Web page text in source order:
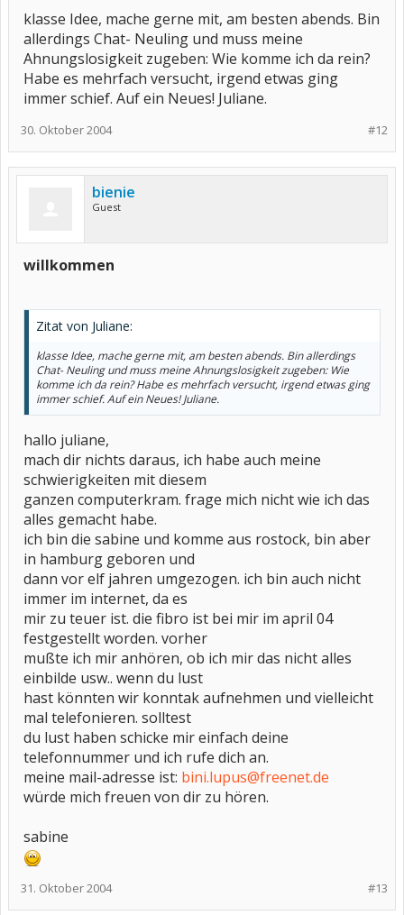
klasse Idee, mache gerne mit, am besten abends. Bin
allerdings Chat- Neuling und muss meine
Ahnungslosigkeit zugeben: Wie komme ich da rein?
Habe es mehrfach versucht, irgend etwas ging
immer schief. Auf ein Neues! Juliane.
#12
30. Oktober 2004
bienie
Guest
willkommen
Zitat von Juliane:
klasse Idee, mache gerne mit, am besten abends. Bin allerdings
Chat- Neuling und muss meine Ahnungslosigkeit zugeben: Wie
komme ich da rein? Habe es mehrfach versucht, irgend etwas ging
immer schief. Auf ein Neues! Juliane.
hallo juliane,
mach dir nichts daraus, ich habe auch meine
schwierigkeiten mit diesem
ganzen computerkram. frage mich nicht wie ich das
alles gemacht habe.
ich bin die sabine und komme aus rostock, bin aber
in hamburg geboren und
dann vor elf jahren umgezogen. ich bin auch nicht
immer im internet, da es
mir zu teuer ist. die fibro ist bei mir im april 04
festgestellt worden. vorher
mußte ich mir anhören, ob ich mir das nicht alles
einbilde usw.. wenn du lust
hast könnten wir konntak aufnehmen und vielleicht
mal telefonieren. solltest
du lust haben schicke mir einfach deine
telefonnummer und ich rufe dich an.
meine mail-adresse ist: bini.lupus@freenet.de
würde mich freuen von dir zu hören.
sabine
#13
31. Oktober 2004